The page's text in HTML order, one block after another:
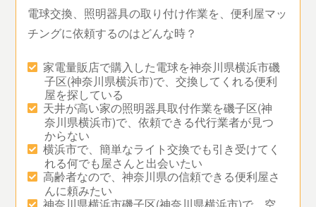
電球交換、照明器具の取り付け作業を、便利屋マッ
チングに依頼するのはどんな時？
家電量販店で購入した電球を神奈川県横浜市磯
子区(神奈川県横浜市)で、交換してくれる便利
屋を探している
天井が高い家の照明器具取付作業を磯子区(神
奈川県横浜市)で、依頼できる代行業者が見つ
からない
横浜市で、簡単なライト交換でも引き受けてく
れる何でも屋さんと出会いたい
高齢者なので、神奈川県の信頼できる便利屋さ
んに頼みたい
神奈川県横浜市磯子区(神奈川県横浜市)で、空